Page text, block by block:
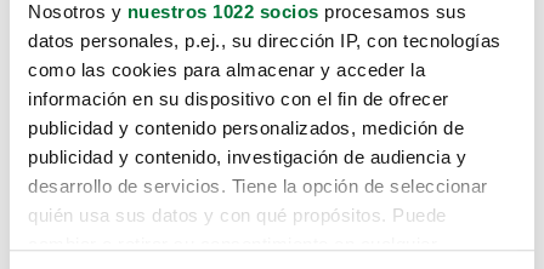
Nosotros y nuestros 1022 socios procesamos sus
datos personales, p.ej., su dirección IP, con tecnologías
como las cookies para almacenar y acceder la
información en su dispositivo con el fin de ofrecer
publicidad y contenido personalizados, medición de
publicidad y contenido, investigación de audiencia y
desarrollo de servicios. Tiene la opción de seleccionar
quién usa sus datos y con qué propósitos. Puede
Lo sentimos, no sabemos como
te hemos traido hasta aquí.
Pero puedes encontrar el coche que estás
buscando en alguno de estos enlaces: